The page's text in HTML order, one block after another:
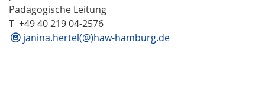
Pädagogische Leitung
T +49 40 219 04-2576
janina.hertel(@)haw-hamburg.de